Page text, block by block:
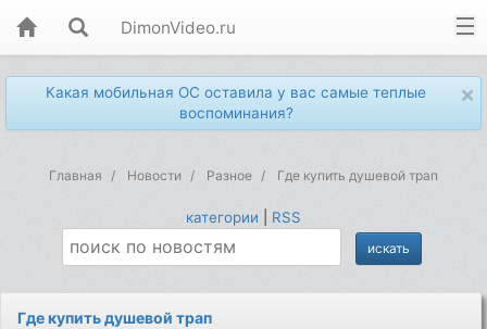
DimonVideo.ru
×
Какая мобильная ОС оставила у вас самые теплые
воспоминания?
Главная Новости Разное Где купить душевой трап
категории RSS
Где купить душевой трап